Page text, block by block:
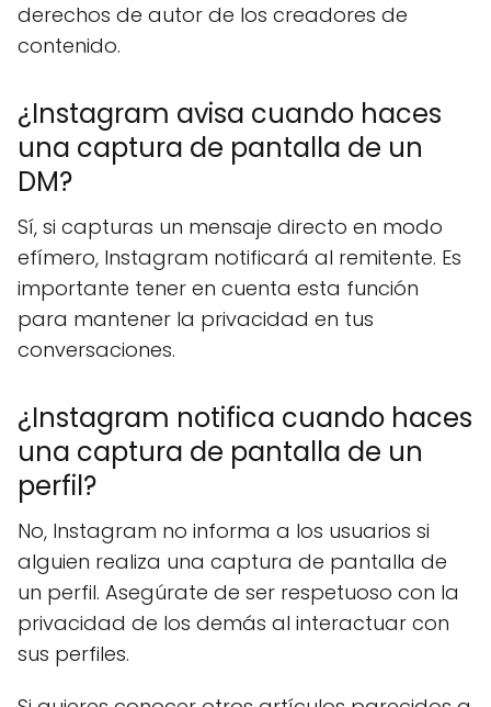
derechos de autor de los creadores de
contenido.
¿Instagram avisa cuando haces
una captura de pantalla de un
DM?
Sí, si capturas un mensaje directo en modo
efímero, Instagram notificará al remitente. Es
importante tener en cuenta esta función
para mantener la privacidad en tus
conversaciones.
¿Instagram notifica cuando haces
una captura de pantalla de un
perfil?
No, Instagram no informa a los usuarios si
alguien realiza una captura de pantalla de
un perfil. Asegúrate de ser respetuoso con la
privacidad de los demás al interactuar con
sus perfiles.